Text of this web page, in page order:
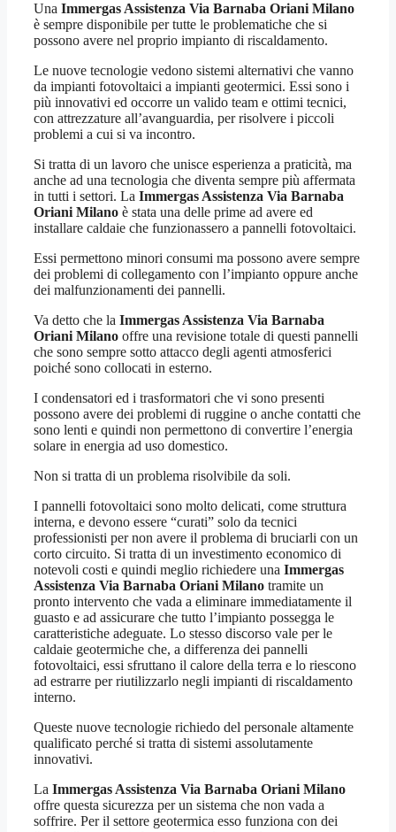
Una Immergas Assistenza Via Barnaba Oriani Milano
è sempre disponibile per tutte le problematiche che si
possono avere nel proprio impianto di riscaldamento.
Le nuove tecnologie vedono sistemi alternativi che vanno
da impianti fotovoltaici a impianti geotermici. Essi sono i
più innovativi ed occorre un valido team e ottimi tecnici,
con attrezzature all’avanguardia, per risolvere i piccoli
problemi a cui si va incontro.
Si tratta di un lavoro che unisce esperienza a praticità, ma
anche ad una tecnologia che diventa sempre più affermata
in tutti i settori. La Immergas Assistenza Via Barnaba
Oriani Milano è stata una delle prime ad avere ed
installare caldaie che funzionassero a pannelli fotovoltaici.
Essi permettono minori consumi ma possono avere sempre
dei problemi di collegamento con l’impianto oppure anche
dei malfunzionamenti dei pannelli.
Va detto che la Immergas Assistenza Via Barnaba
Oriani Milano offre una revisione totale di questi pannelli
che sono sempre sotto attacco degli agenti atmosferici
poiché sono collocati in esterno.
I condensatori ed i trasformatori che vi sono presenti
possono avere dei problemi di ruggine o anche contatti che
sono lenti e quindi non permettono di convertire l’energia
solare in energia ad uso domestico.
Non si tratta di un problema risolvibile da soli.
I pannelli fotovoltaici sono molto delicati, come struttura
interna, e devono essere “curati” solo da tecnici
professionisti per non avere il problema di bruciarli con un
corto circuito. Si tratta di un investimento economico di
notevoli costi e quindi meglio richiedere una Immergas
Assistenza Via Barnaba Oriani Milano tramite un
pronto intervento che vada a eliminare immediatamente il
guasto e ad assicurare che tutto l’impianto possegga le
caratteristiche adeguate. Lo stesso discorso vale per le
caldaie geotermiche che, a differenza dei pannelli
fotovoltaici, essi sfruttano il calore della terra e lo riescono
ad estrarre per riutilizzarlo negli impianti di riscaldamento
interno.
Queste nuove tecnologie richiedo del personale altamente
qualificato perché si tratta di sistemi assolutamente
innovativi.
La Immergas Assistenza Via Barnaba Oriani Milano
offre questa sicurezza per un sistema che non vada a
soffrire. Per il settore geotermica esso funziona con dei